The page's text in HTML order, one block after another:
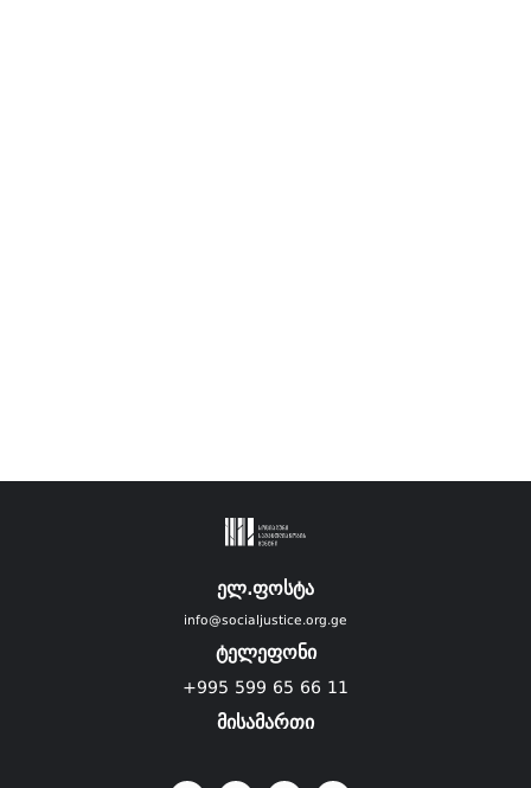
ელ.ფოსტა
info@socialjustice.org.ge
ტელეფონი
+995 599 65 66 11
მისამართი